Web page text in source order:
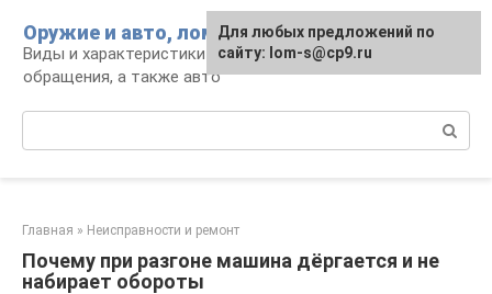
контенту
Оружие и авто, лом для мужика
Виды и характеристики оружия, правила
обращения, а также авто
Главная » Неисправности и ремонт
Почему при разгоне машина дёргается и не
набирает обороты
Для любых предложений по
сайту: lom-s@cp9.ru